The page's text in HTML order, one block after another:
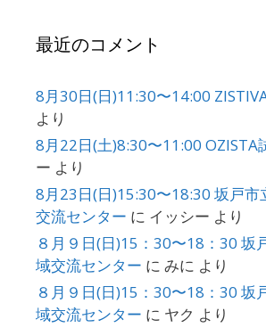
最近のコメント
8月30日(日)11:30〜14:00
より
8月22日(土)8:30〜11:00 OZISTA
ー より
8月23日(日)15:30〜18:30 坂戸市
交流センター に イッシー より
８月９日(日)15：30〜18：30 坂
域交流センター に みに より
８月９日(日)15：30〜18：30 坂
域交流センター に ヤク より